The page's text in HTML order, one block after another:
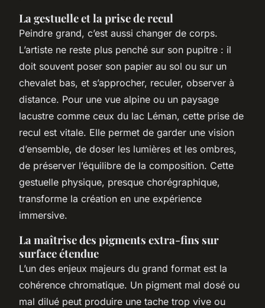
La gestuelle et la prise de recul
Peindre grand, c’est aussi changer de corps.
L’artiste ne reste plus penché sur son pupitre : il
doit souvent poser son papier au sol ou sur un
chevalet bas, et s’approcher, reculer, observer à
distance. Pour une vue alpine ou un paysage
lacustre comme ceux du lac Léman, cette prise de
recul est vitale. Elle permet de garder une vision
d’ensemble, de doser les lumières et les ombres,
de préserver l’équilibre de la composition. Cette
gestuelle physique, presque chorégraphique,
transforme la création en une expérience
immersive.
La maîtrise des pigments extra-fins sur
surface étendue
L’un des enjeux majeurs du grand format est la
cohérence chromatique. Un pigment mal dosé ou
mal dilué peut produire une tache trop vive ou